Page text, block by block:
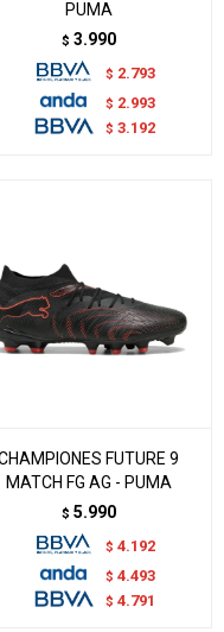
PUMA
$ 3.990
$ 2.793
$ 2.993
$ 3.192
FUTURE 9
MATCH FG AG - PUMA
$ 5.990
$ 4.192
$ 4.493
$ 4.791